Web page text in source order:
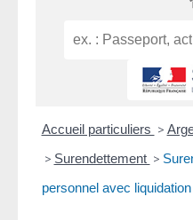
Accueil particuliers >
> Surendettement >
personnel avec